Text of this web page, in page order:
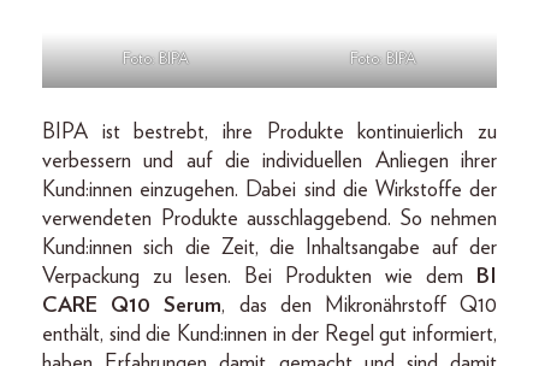
Foto: BIPA Foto: BIPA
BIPA ist bestrebt, ihre Produkte kontinuierlich zu
verbessern und auf die individuellen Anliegen ihrer
Kund:innen einzugehen. Dabei sind die Wirkstoffe der
verwendeten Produkte ausschlaggebend. So nehmen
Kund:innen sich die Zeit, die Inhaltsangabe auf der
Verpackung zu lesen. Bei Produkten wie dem BI
CARE Q10 Serum, das den Mikronährstoff Q10
enthält, sind die Kund:innen in der Regel gut informiert,